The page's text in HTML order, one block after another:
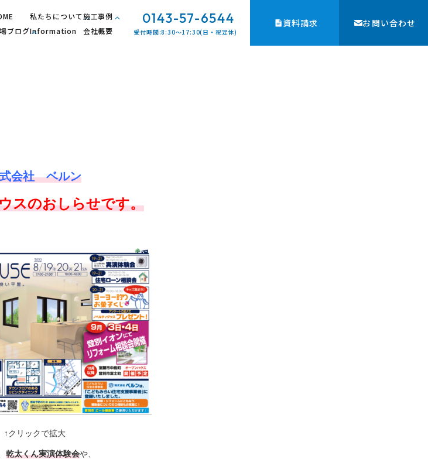
ブログ
私たちについて
Information
施工事例
会社概要
0143-57-6544
受付時間:8:30〜17:30(日・祝定休)
資料請求 お問い合わせ
会社 ベルン
スのおしらせです。
↑クリックで拡大
乾太くん実演体験会や、